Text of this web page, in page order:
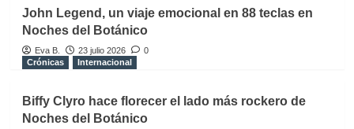
John Legend, un viaje emocional en 88 teclas en
Noches del Botánico
Eva B. 23 julio 2026
0
Crónicas
Internacional
Biffy Clyro hace florecer el lado más rockero de
Noches del Botánico